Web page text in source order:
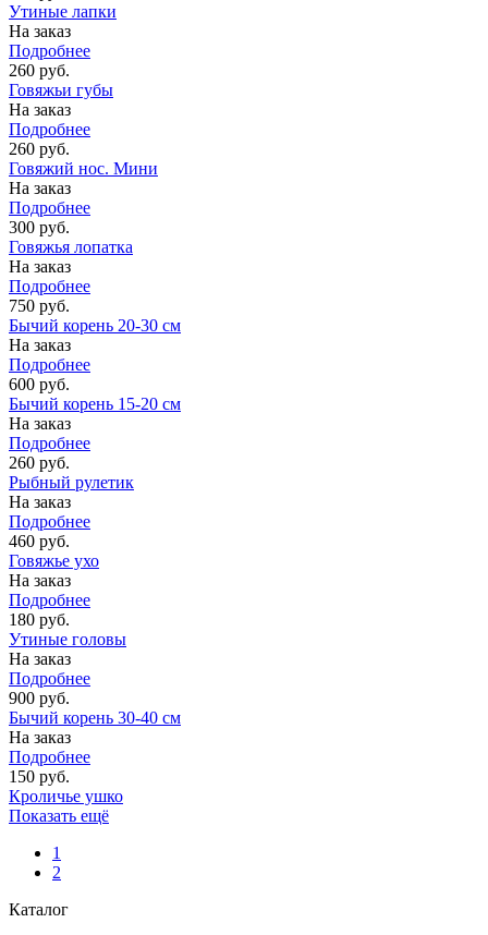
Утиные лапки
На заказ
Подробнее
260 руб.
Говяжьи губы
На заказ
Подробнее
260 руб.
Говяжий нос. Мини
На заказ
Подробнее
300 руб.
Говяжья лопатка
На заказ
Подробнее
750 руб.
Бычий корень 20-30 см
На заказ
Подробнее
600 руб.
Бычий корень 15-20 см
На заказ
Подробнее
260 руб.
Рыбный рулетик
На заказ
Подробнее
460 руб.
Говяжье ухо
На заказ
Подробнее
180 руб.
Утиные головы
На заказ
Подробнее
900 руб.
Бычий корень 30-40 см
На заказ
Подробнее
150 руб.
Кроличье ушко
Показать ещё
1
2
Каталог